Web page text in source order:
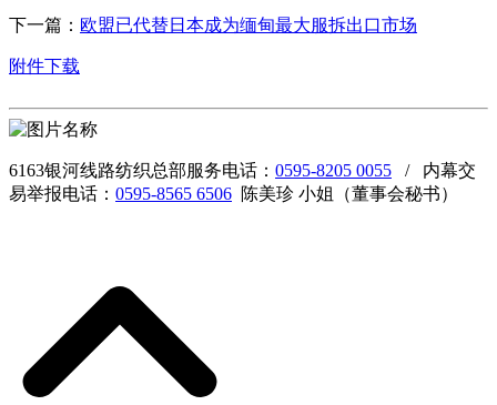
下一篇： 欧盟已代替日本成为缅甸最大服拆出口市场
附件下载
6163银河线路纺织总部服务电话： 0595-8205 0055 / 内幕交
易举报电话： 0595-8565 6506 陈美珍 小姐（董事会秘书）